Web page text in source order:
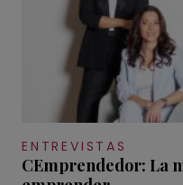
ENTREVISTAS
CEmprendedor: La